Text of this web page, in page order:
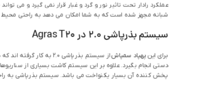
عملکرد رادار تحت تاثیر نور و گرد و غبار قرار نمی گیرد و می
شبانه مجهز شده است که به شما امکان می دهد به راحتی محیط
سیستم بذرپاشی 2.0 در Agras T20
برای اینپهپاد سمپاش
دستی انجام بگیرد. علاوه بر این سیستم کاشت بسیاری از
پخش کننده آن بسیار یکنواخت می باشد. سیستم بذرپاشی به راحتی قابل تعویض است و در زمان 3 دقیقه می توان به راحتی آن را